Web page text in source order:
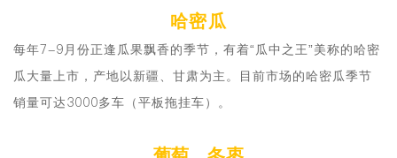
哈密瓜
每年7-9月份正逢瓜果飘香的季节，有着“瓜中之王”美称的哈密
瓜大量上市，产地以新疆、甘肃为主。目前市场的哈密瓜季节
销量可达3000多车（平板拖挂车）。